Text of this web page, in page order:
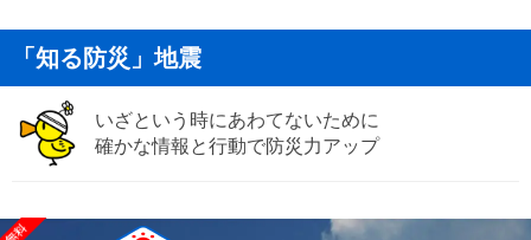
「知る防災」地震
いざという時にあわてないために
確かな情報と行動で防災力アップ